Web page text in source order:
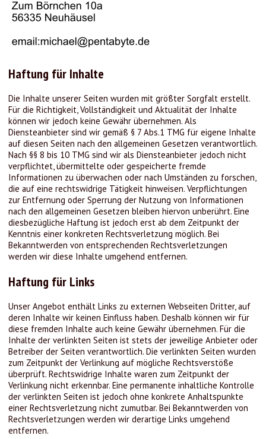
Haftung für Inhalte
Die Inhalte unserer Seiten wurden mit größter Sorgfalt erstellt.
Für die Richtigkeit, Vollständigkeit und Aktualität der Inhalte
können wir jedoch keine Gewähr übernehmen. Als
Diensteanbieter sind wir gemäß § 7 Abs.1 TMG für eigene Inhalte
auf diesen Seiten nach den allgemeinen Gesetzen verantwortlich.
Nach §§ 8 bis 10 TMG sind wir als Diensteanbieter jedoch nicht
verpflichtet, übermittelte oder gespeicherte fremde
Informationen zu überwachen oder nach Umständen zu forschen,
die auf eine rechtswidrige Tätigkeit hinweisen. Verpflichtungen
zur Entfernung oder Sperrung der Nutzung von Informationen
nach den allgemeinen Gesetzen bleiben hiervon unberührt. Eine
diesbezügliche Haftung ist jedoch erst ab dem Zeitpunkt der
Kenntnis einer konkreten Rechtsverletzung möglich. Bei
Bekanntwerden von entsprechenden Rechtsverletzungen
werden wir diese Inhalte umgehend entfernen.
Haftung für Links
Unser Angebot enthält Links zu externen Webseiten Dritter, auf
deren Inhalte wir keinen Einfluss haben. Deshalb können wir für
diese fremden Inhalte auch keine Gewähr übernehmen. Für die
Inhalte der verlinkten Seiten ist stets der jeweilige Anbieter oder
Betreiber der Seiten verantwortlich. Die verlinkten Seiten wurden
zum Zeitpunkt der Verlinkung auf mögliche Rechtsverstöße
überprüft. Rechtswidrige Inhalte waren zum Zeitpunkt der
Verlinkung nicht erkennbar. Eine permanente inhaltliche Kontrolle
der verlinkten Seiten ist jedoch ohne konkrete Anhaltspunkte
einer Rechtsverletzung nicht zumutbar. Bei Bekanntwerden von
Rechtsverletzungen werden wir derartige Links umgehend
entfernen.